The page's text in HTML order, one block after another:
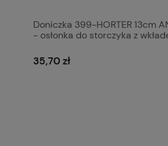
Doniczka 399-HORTER 13cm
- osłonka do storczyka z
35,70 zł